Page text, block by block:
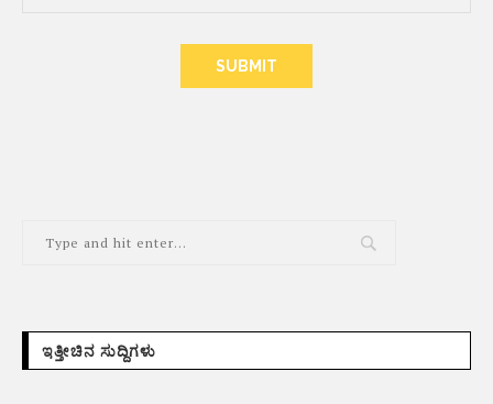
ಇತ್ತೀಚಿನ ಸುದ್ದಿಗಳು